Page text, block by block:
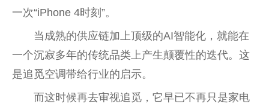
一次“iPhone 4时刻”。
当成熟的供应链加上顶级的AI智能化，就能在
一个沉寂多年的传统品类上产生颠覆性的迭代。这
是追觅空调带给行业的启示。
而这时候再去审视追觅，它早已不再只是家电